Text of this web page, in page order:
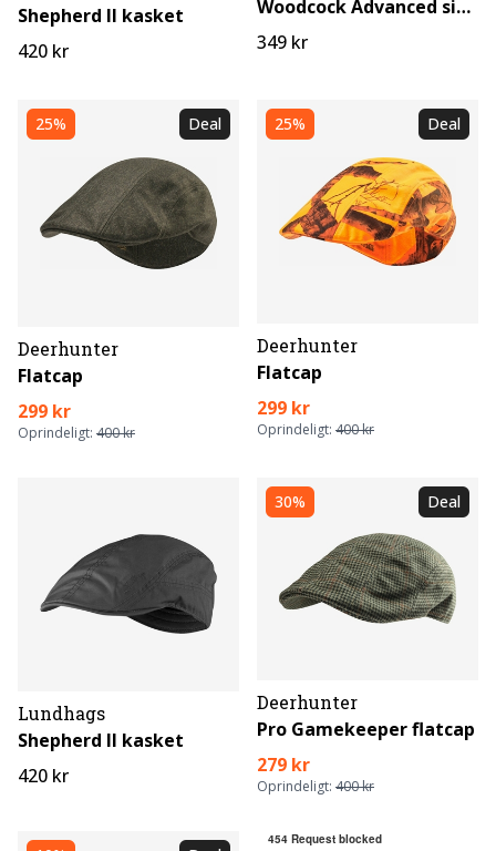
Shepherd II kasket
420 kr
Woodcock Advanced sixpence
349 kr
25% Deal
Deerhunter
Flatcap
299 kr
Oprindeligt: 400 kr
25% Deal
Deerhunter
Flatcap
299 kr
Oprindeligt: 400 kr
Lundhags
Shepherd II kasket
420 kr
30% Deal
Deerhunter
Pro Gamekeeper flatcap
279 kr
Oprindeligt: 400 kr